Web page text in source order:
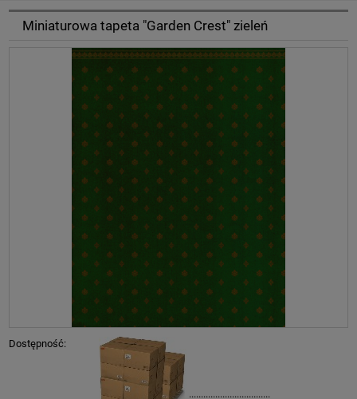
Miniaturowa tapeta "Garden Crest" zieleń
Dostępność:
..................................